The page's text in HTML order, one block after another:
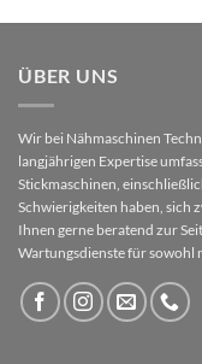
ÜBER UNS
Wir bei Nähmaschinen
langjährigen Expertise
Stickmaschinen,
Schwierigkeiten haben, sich
Ihnen gerne beratend zur
Wartungsdienste für sowohl